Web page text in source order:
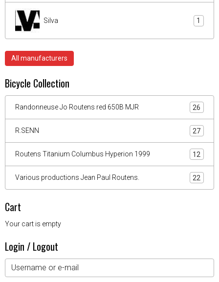
Silva 1
All manufacturers
Bicycle Collection
Randonneuse Jo Routens red 650B MJR 26
R.SENN 27
Routens Titanium Columbus Hyperion 1999 12
Various productions Jean Paul Routens. 22
Cart
Your cart is empty
Login / Logout